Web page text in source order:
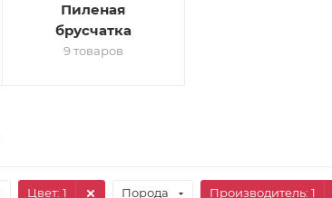
Пиленая
брусчатка
9 товаров
Цвет: 1 Порода Производитель: 1